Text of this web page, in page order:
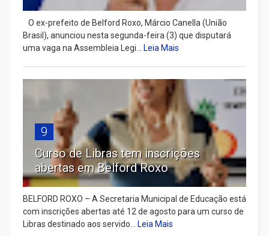
​ O ex-prefeito de Belford Roxo, Márcio Canella (União
Brasil), anunciou nesta segunda-feira (3) que disputará
uma vaga na Assembleia Legi... Leia Mais
9
Curso de Libras tem inscrições
abertas em Belford Roxo
BELFORD ROXO – A Secretaria Municipal de Educação está
com inscrições abertas até 12 de agosto para um curso de
Libras destinado aos servido... Leia Mais